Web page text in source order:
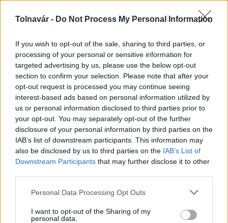
Tolnavár - Do Not Process My Personal Information
If you wish to opt-out of the sale, sharing to third parties, or
processing of your personal or sensitive information for
targeted advertising by us, please use the below opt-out
section to confirm your selection. Please note that after your
opt-out request is processed you may continue seeing
interest-based ads based on personal information utilized by
us or personal information disclosed to third parties prior to
your opt-out. You may separately opt-out of the further
disclosure of your personal information by third parties on the
IAB’s list of downstream participants. This information may
also be disclosed by us to third parties on the IAB’s List of
Downstream Participants that may further disclose it to other
Please note that this website/app uses one or more Google
not limited to your visit or usage behaviour. You may click to
Personal Data Processing Opt Outs
I want to opt-out of the Sharing of my
personal data.
Duna vizét némileg felmelegíti
MAGYAR ÉPÍTŐK
Útépítés